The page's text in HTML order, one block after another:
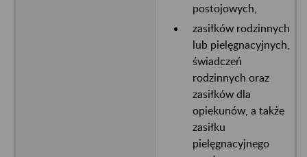
postojowych,
zasiłków rodzinnych
lub pielęgnacyjnych,
świadczeń
rodzinnych oraz
zasiłków dla
opiekunów, a także
zasiłku
pielęgnacyjnego